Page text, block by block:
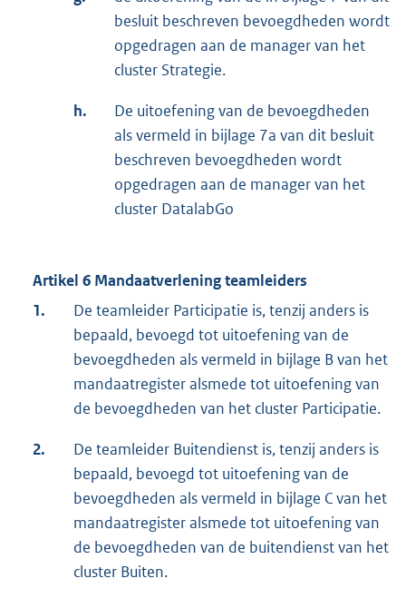
besluit beschreven bevoegdheden wordt
opgedragen aan de manager van het
cluster Strategie.
h.
De uitoefening van de bevoegdheden
als vermeld in bijlage 7a van dit besluit
beschreven bevoegdheden wordt
opgedragen aan de manager van het
cluster DatalabGo
Artikel 6 Mandaatverlening teamleiders
1.
De teamleider Participatie is, tenzij anders is
bepaald, bevoegd tot uitoefening van de
bevoegdheden als vermeld in bijlage B van het
mandaatregister alsmede tot uitoefening van
de bevoegdheden van het cluster Participatie.
2.
De teamleider Buitendienst is, tenzij anders is
bepaald, bevoegd tot uitoefening van de
bevoegdheden als vermeld in bijlage C van het
mandaatregister alsmede tot uitoefening van
de bevoegdheden van de buitendienst van het
cluster Buiten.